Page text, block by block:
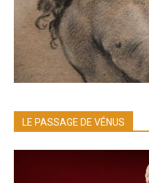
LE PASSAGE DE VÉNUS